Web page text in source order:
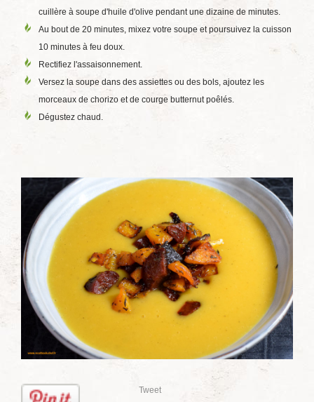
cuillère à soupe d'huile d'olive pendant une dizaine de minutes.
Au bout de 20 minutes, mixez votre soupe et poursuivez la cuisson
10 minutes à feu doux.
Rectifiez l'assaisonnement.
Versez la soupe dans des assiettes ou des bols, ajoutez les
morceaux de chorizo et de courge butternut poêlés.
Dégustez chaud.
Tweet